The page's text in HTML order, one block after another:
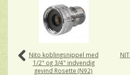
Nito koblingsnippel med
1/2" og 3/4" indvendig
gevind Rosette (N92)